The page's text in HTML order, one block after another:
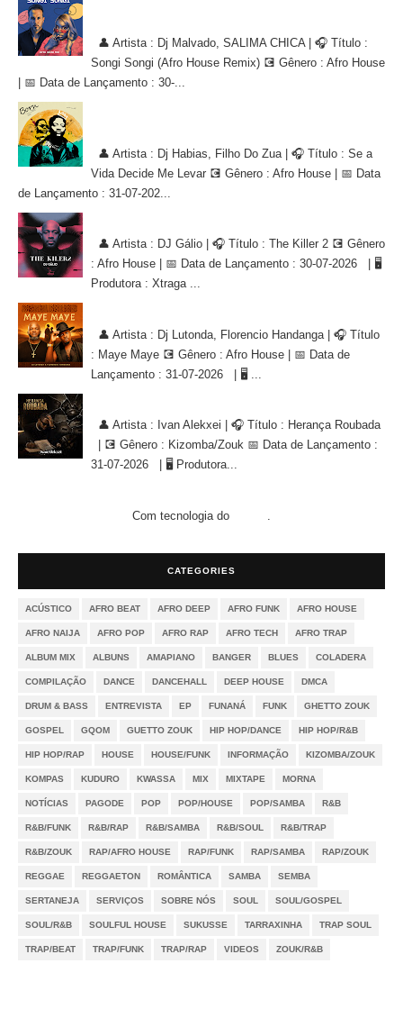
👤 Artista : Dj Malvado, SALIMA CHICA | 🎧 Título :
Songi Songi (Afro House Remix) 💽 Gênero : Afro House
| 📅 Data de Lançamento : 30-...
👤 Artista : Dj Habias, Filho Do Zua | 🎧 Título : Se a
Vida Decide Me Levar 💽 Gênero : Afro House | 📅 Data
de Lançamento : 31-07-202...
👤 Artista : DJ Gálio | 🎧 Título : The Killer 2 💽 Gênero
: Afro House | 📅 Data de Lançamento : 30-07-2026 | 🖥
Produtora : Xtraga ...
👤 Artista : Dj Lutonda, Florencio Handanga | 🎧 Título
: Maye Maye 💽 Gênero : Afro House | 📅 Data de
Lançamento : 31-07-2026 | 🖥 ...
👤 Artista : Ivan Alekxei | 🎧 Título : Herança Roubada
| 💽 Gênero : Kizomba/Zouk 📅 Data de Lançamento :
31-07-2026 | 🖥 Produtora...
Com tecnologia do .
CATEGORIES
ACÚSTICO AFRO BEAT AFRO DEEP AFRO FUNK AFRO HOUSE
AFRO NAIJA AFRO POP AFRO RAP AFRO TECH AFRO TRAP
ALBUM MIX ALBUNS AMAPIANO BANGER BLUES COLADERA
COMPILAÇÃO DANCE DANCEHALL DEEP HOUSE DMCA
DRUM & BASS ENTREVISTA EP FUNANÁ FUNK GHETTO ZOUK
GOSPEL GQOM GUETTO ZOUK HIP HOP/DANCE HIP HOP/R&B
HIP HOP/RAP HOUSE HOUSE/FUNK INFORMAÇÃO KIZOMBA/ZOUK
KOMPAS KUDURO KWASSA MIX MIXTAPE MORNA
NOTÍCIAS PAGODE POP POP/HOUSE POP/SAMBA R&B
R&B/FUNK R&B/RAP R&B/SAMBA R&B/SOUL R&B/TRAP
R&B/ZOUK RAP/AFRO HOUSE RAP/FUNK RAP/SAMBA RAP/ZOUK
REGGAE REGGAETON ROMÂNTICA SAMBA SEMBA
SERTANEJA SERVIÇOS SOBRE NÓS SOUL SOUL/GOSPEL
SOUL/R&B SOULFUL HOUSE SUKUSSE TARRAXINHA TRAP SOUL
TRAP/BEAT TRAP/FUNK TRAP/RAP VIDEOS ZOUK/R&B